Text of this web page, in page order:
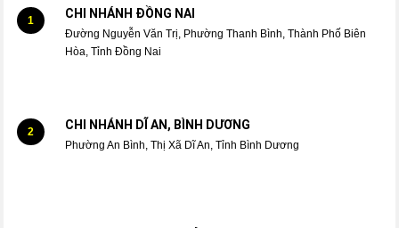
1 CHI NHÁNH ĐỒNG NAI
Đường Nguyễn Văn Trị, Phường Thanh Bình, Thành Phố Biên
Hòa, Tỉnh Đồng Nai
2 CHI NHÁNH DĨ AN, BÌNH DƯƠNG
Phường An Bình, Thị Xã Dĩ An, Tỉnh Bình Dương